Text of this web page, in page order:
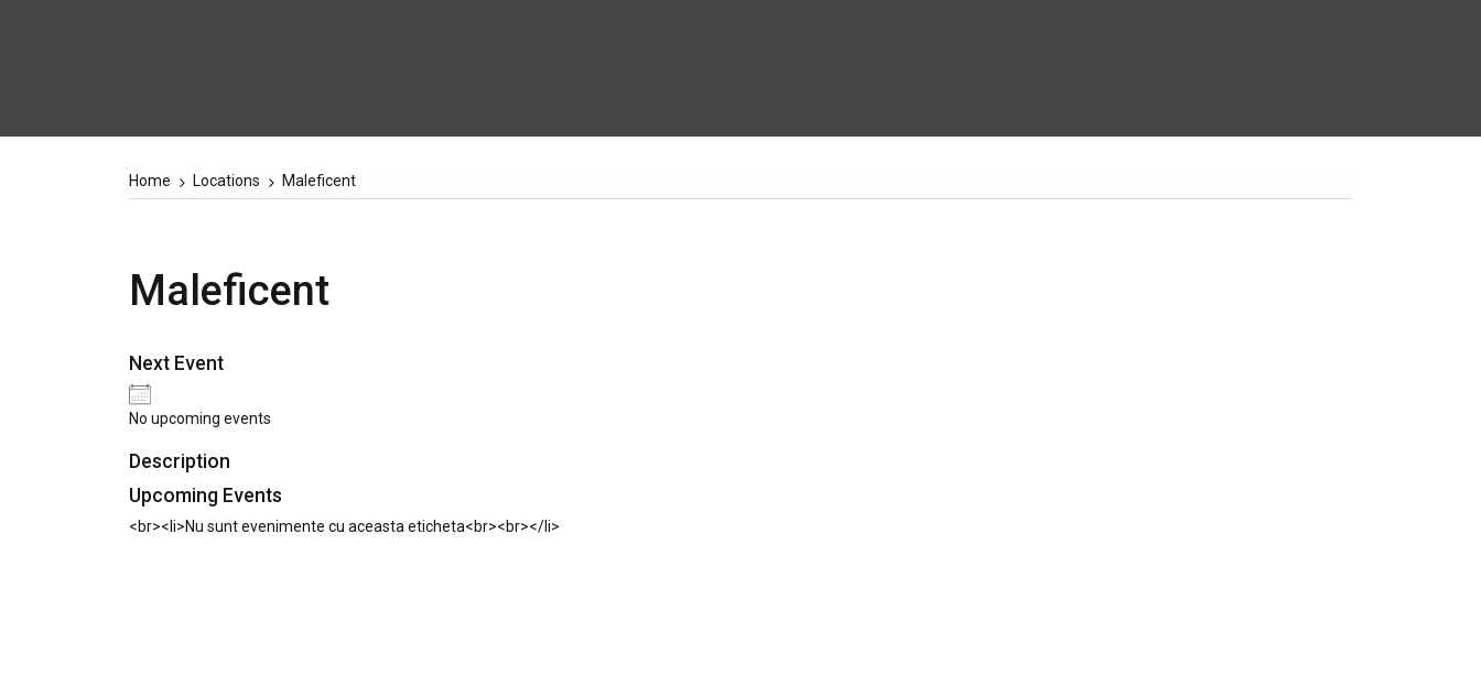
Home Locations Maleficent
Maleficent
Next Event
No upcoming events
Description
Upcoming Events
<br><li>Nu sunt evenimente cu aceasta eticheta<br><br></li>